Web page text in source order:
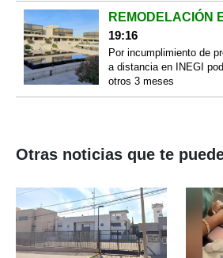
REMODELACIÓN
19:16
Por incumplimiento de
a distancia en INEGI
otros 3 meses
Otras noticias que te